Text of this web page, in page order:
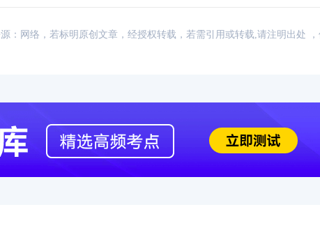
：网络，若标明原创文章，经授权转载，若需引用或转载,请注明出处 ，